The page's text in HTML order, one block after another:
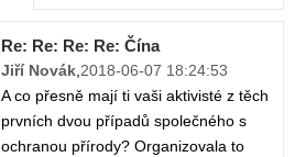
Re: Re: Re: Re: Čína
Jiří Novák,2018-06-07 18:24:53
A co přesně mají ti vaši aktivisté z těch
prvních dvou případů společného s
ochranou přírody? Organizovala to